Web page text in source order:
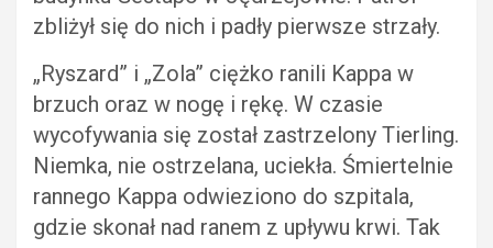
zbliżył się do nich i padły pierwsze strzały.
„Ryszard” i „Zola” ciężko ranili Kappa w
brzuch oraz w nogę i rękę. W czasie
wycofywania się został zastrzelony Tierling.
Niemka, nie ostrzelana, uciekła. Śmiertelnie
rannego Kappa odwieziono do szpitala,
gdzie skonał nad ranem z upływu krwi. Tak